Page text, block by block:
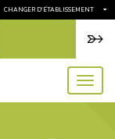
CHANGER D'ÉTABLISSEMENT
menu